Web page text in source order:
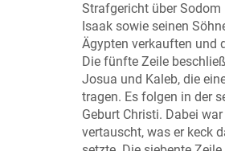
Strafgericht über Sodom
Isaak sowie seinen
Ägypten verkauften und
Die fünfte Zeile
Josua und Kaleb, die
tragen. Es folgen in der
Geburt Christi. Dabei
vertauscht, was er keck